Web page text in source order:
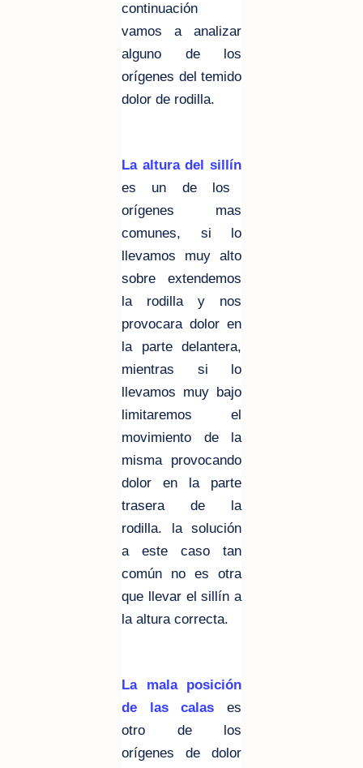
continuación
vamos a analizar
alguno de los
orígenes del temido
dolor de rodilla.
La altura del sillín
es un de los
orígenes mas
comunes, si lo
llevamos muy alto
sobre extendemos
la rodilla y nos
provocara dolor en
la parte delantera,
mientras si lo
llevamos muy bajo
limitaremos el
movimiento de la
misma provocando
dolor en la parte
trasera de la
rodilla. la solución
a este caso tan
común no es otra
que llevar el sillín a
la altura correcta.
La mala posición
de las calas
es
otro de los
orígenes de dolor